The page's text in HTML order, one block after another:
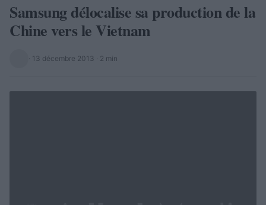
Samsung délocalise sa production de la
Chine vers le Vietnam
· 13 décembre 2013 · 2 min